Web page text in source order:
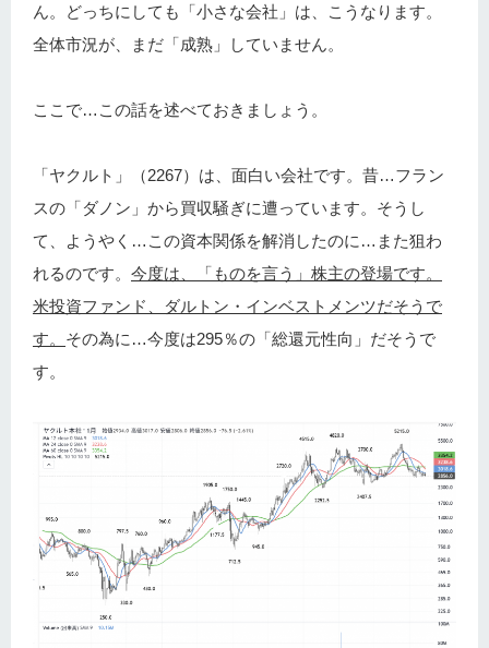
ん。どっちにしても「小さな会社」は、こうなります。
全体市況が、まだ「成熟」していません。
ここで…この話を述べておきましょう。
「ヤクルト」（2267）は、面白い会社です。昔…フラン
スの「ダノン」から買収騒ぎに遭っています。そうし
て、ようやく…この資本関係を解消したのに…また狙わ
れるのです。 今度は、「ものを言う」株主の登場です。
米投資ファンド、ダルトン・インベストメンツだそうで
す。 その為に…今度は295％の「総還元性向」だそうで
す。